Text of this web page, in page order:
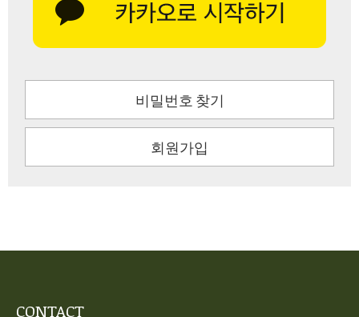
비밀번호 찾기
회원가입
CONTACT